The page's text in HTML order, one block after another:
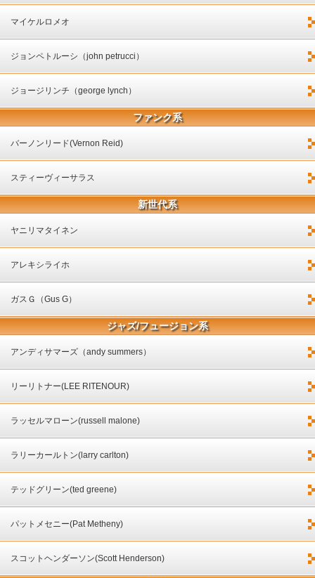
マイケルロメオ
ジョンペトルーシ（john petrucci）
ジョージリンチ（george lynch）
ファンク系
バーノンリード(Vernon Reid)
スティーヴィーサラス
新世代系
ヤニリマタイネン
アレキシライホ
ガスＧ（Gus G）
ジャズ/フュージョン系
アンディサマーズ（andy summers）
リーリトナー(LEE RITENOUR)
ラッセルマローン(russell malone)
ラリーカールトン(larry carlton)
テッドグリーン(ted greene)
パットメセニー(Pat Metheny)
スコットヘンダーソン(Scott Henderson)